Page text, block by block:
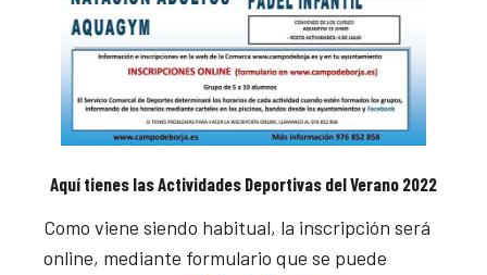
Aquí tienes las Actividades Deportivas del Verano 2022
Como viene siendo habitual, la inscripción será
online, mediante formulario que se puede